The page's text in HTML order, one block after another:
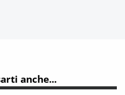
anche...